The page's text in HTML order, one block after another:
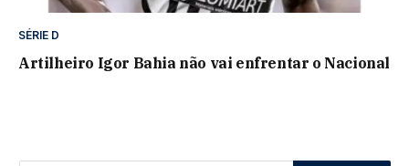
SÉRIE D
Artilheiro Igor Bahia não vai enfrentar o Nacional